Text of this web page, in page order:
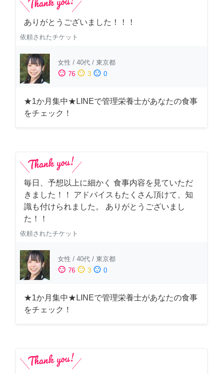
ありがとうございました！！！
依頼されたチケット
女性 / 40代 / 東京都
sentiment_satisfied 76 sentiment_neutral 3 sentiment_dissatisfied 0
★1か月集中★LINEで管理栄養士があなたの食事
をチェック！
毎日、予想以上に細かく 食事内容を見ていただ
きました！！ アドバイスもたくさん頂けて、知
識も付けられました。 ありがとうございまし
た！！
依頼されたチケット
女性 / 40代 / 東京都
sentiment_satisfied 76 sentiment_neutral 3 sentiment_dissatisfied 0
★1か月集中★LINEで管理栄養士があなたの食事
をチェック！